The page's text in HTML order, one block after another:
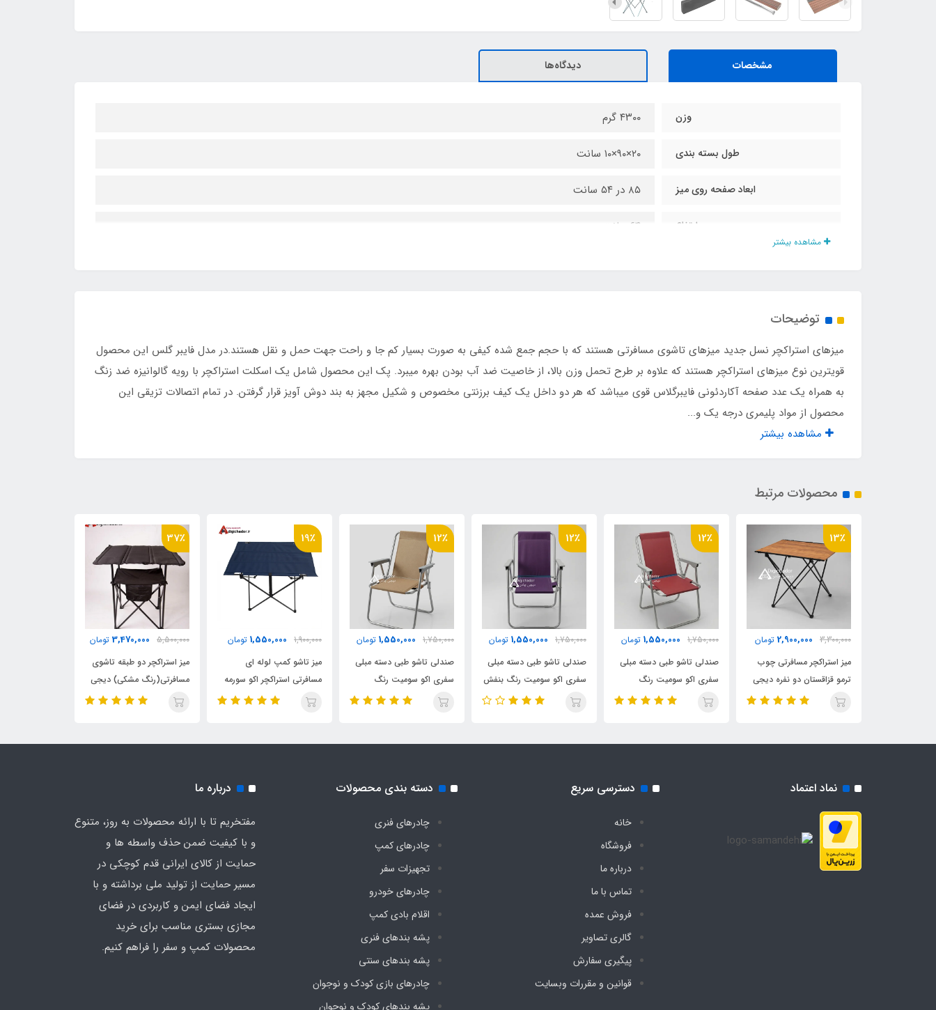
مشخصات دیدگاه‌ها
وزن ۴۳۰۰ گرم
طول بسته بندی ۲۰×۹۰×۱۰ سانت
ابعاد صفحه روی میز ۸۵ در ۵۴ سانت
ارتفاع ۶۴ سانت
مشاهده بیشتر
توضیحات
میزهای استراکچر نسل جدید میزهای تاشوی مسافرتی هستند که با حجم جمع شده کیفی به صورت بسیار کم جا و راحت جهت حمل و نقل هستند.در مدل فایبر گلس این محصول
قویترین نوع میزهای استراکچر هستند که علاوه بر طرح تحمل وزن بالا، از خاصیت ضد آب بودن بهره میبرد. پک این محصول شامل یک اسکلت استراکچر با رویه گالوانیزه ضد زنگ
به همراه یک عدد صفحه آکاردئونی فایبرگلاس قوی میباشد که هر دو داخل یک کیف برزنتی مخصوص و شکیل مجهز به بند دوش آویز قرار گرفتن. در تمام اتصالات تزیقی این
محصول از مواد پلیمری درجه یک و...
مشاهده بیشتر
محصولات مرتبط
13٪
3,300,000
2,900,000 تومان
میز استراکچر مسافرتی چوب
ترمو قزاقستان دو نفره دیجی
چادر
12٪
1,750,000
1,550,000 تومان
صندلی تاشو طبی دسته مبلی
سفری اکو سومیت رنگ
زرشکی
12٪
1,750,000
1,550,000 تومان
صندلی تاشو طبی دسته مبلی
سفری اکو سومیت رنگ بنفش
تیره
12٪
1,750,000
1,550,000 تومان
صندلی تاشو طبی دسته مبلی
سفری اکو سومیت رنگ
گردویی
19٪
1,900,000
1,550,000 تومان
میز تاشو کمپ لوله ای
مسافرتی استراکچر اکو سورمه
ای
37٪
5,500,000
3,470,000 تومان
میز استراکچر دو طبقه تاشوی
مسافرتی(رنگ مشکی) دیجی
چادر
نماد اعتماد دسترسی سریع
خانه
فروشگاه
درباره ما
تماس با ما
فروش عمده
گالری تصاویر
پیگیری سفارش
قوانین و مقررات وبسایت
دسته بندی محصولات
چادرهای فنری
چادرهای کمپ
تجهیزات سفر
چادرهای خودرو
اقلام بادی کمپ
پشه‌ بندهای فنری
پشه‌ بندهای سنتی
چادرهای بازی کودک و نوجوان
پشه‌ بندهای کودک و نوجوان
درباره ما
مفتخریم تا با ارائه محصولات به روز، متنوع
و با کیفیت ضمن حذف واسطه ها و
حمایت از کالای ایرانی قدم کوچکی در
مسیر حمایت از تولید ملی برداشته و با
ایجاد فضای ایمن و کاربردی در فضای
مجازی بستری مناسب برای خرید
محصولات کمپ و سفر را فراهم کنیم.